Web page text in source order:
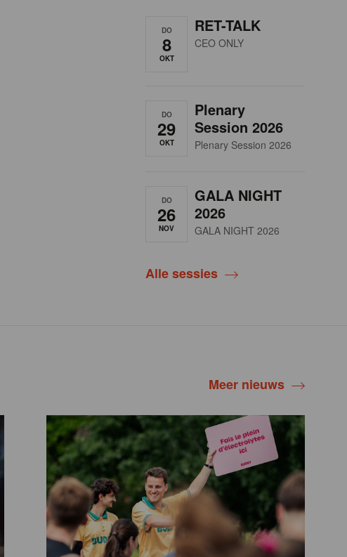
DO
8
OKT
RET-TALK
CEO ONLY
DO
29
OKT
Plenary
Session 2026
Plenary Session 2026
DO
26
NOV
GALA NIGHT
2026
GALA NIGHT 2026
Alle sessies
Meer nieuws